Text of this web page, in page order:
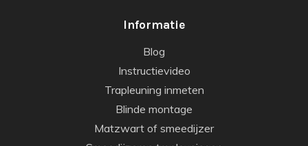
Informatie
Blog
Instructievideo
Trapleuning inmeten
Blinde montage
Matzwart of smeedijzer